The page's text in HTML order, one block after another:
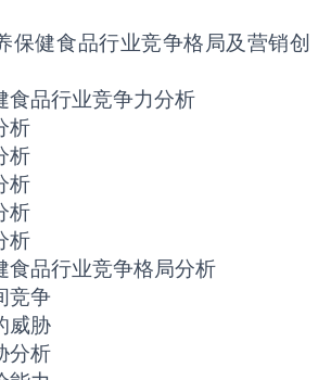
保健食品行业竞争格局及营销创
食品行业竞争力分析
析
析
析
析
析
食品行业竞争格局分析
竞争
威胁
分析